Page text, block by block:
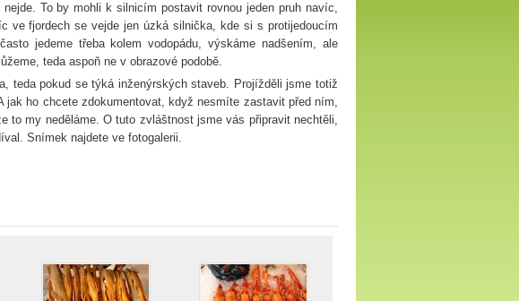
To by mohli k silnicím postavit rovnou jeden pruh navíc,
ve fjordech se vejde jen úzká silnička, kde si s protijedoucím
jedeme třeba kolem vodopádu, výskáme nadšením, ale
teda aspoň ne v obrazové podobě.
teda pokud se týká inženýrských staveb. Projížděli jsme totiž
ho chcete zdokumentovat, když nesmíte zastavit před ním,
to my neděláme. O tuto zvláštnost jsme vás připravit nechtěli,
Snímek najdete ve fotogalerii.